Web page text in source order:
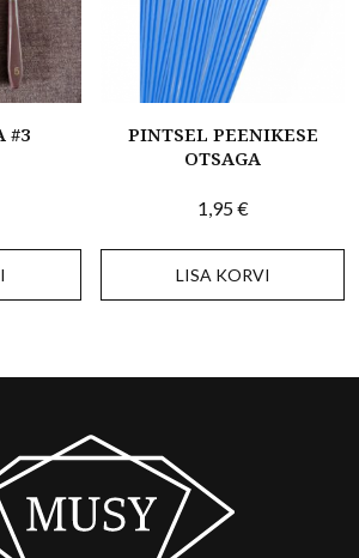
#3
PINTSEL PEENIKESE
OTSAGA
1,95€
LISA KORVI